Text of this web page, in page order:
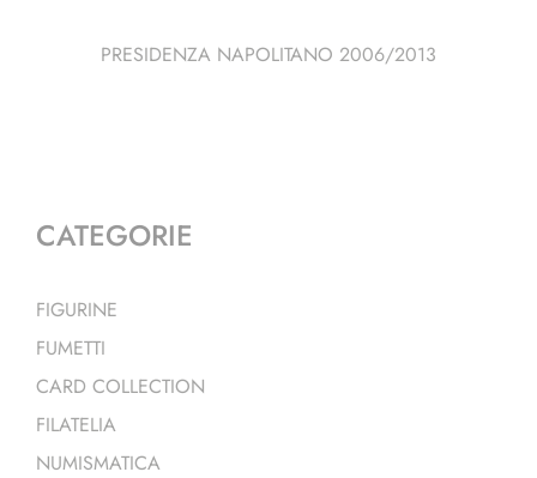
PRESIDENZA NAPOLITANO 2006/2013
CATEGORIE
FIGURINE
FUMETTI
CARD COLLECTION
FILATELIA
NUMISMATICA